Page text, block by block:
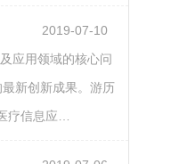
2019-07-10
应用领域的核心问
新创新成果。游历
疗信息应…